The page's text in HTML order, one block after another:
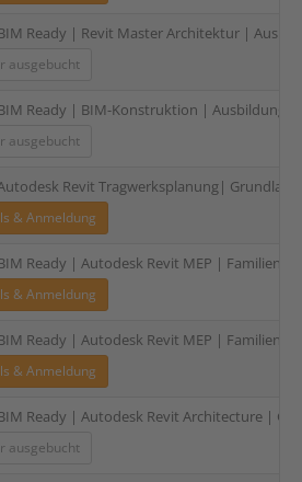
Ready | Revit Master Architektur |
ausgebucht
Ready | BIM-Konstruktion | Ausbildung
ausgebucht
Revit Tragwerksplanung|
& Anmeldung
Ready | Autodesk Revit MEP | Familien
& Anmeldung
Ready | Autodesk Revit MEP | Familien
& Anmeldung
Ready | Autodesk Revit Architecture |
ausgebucht